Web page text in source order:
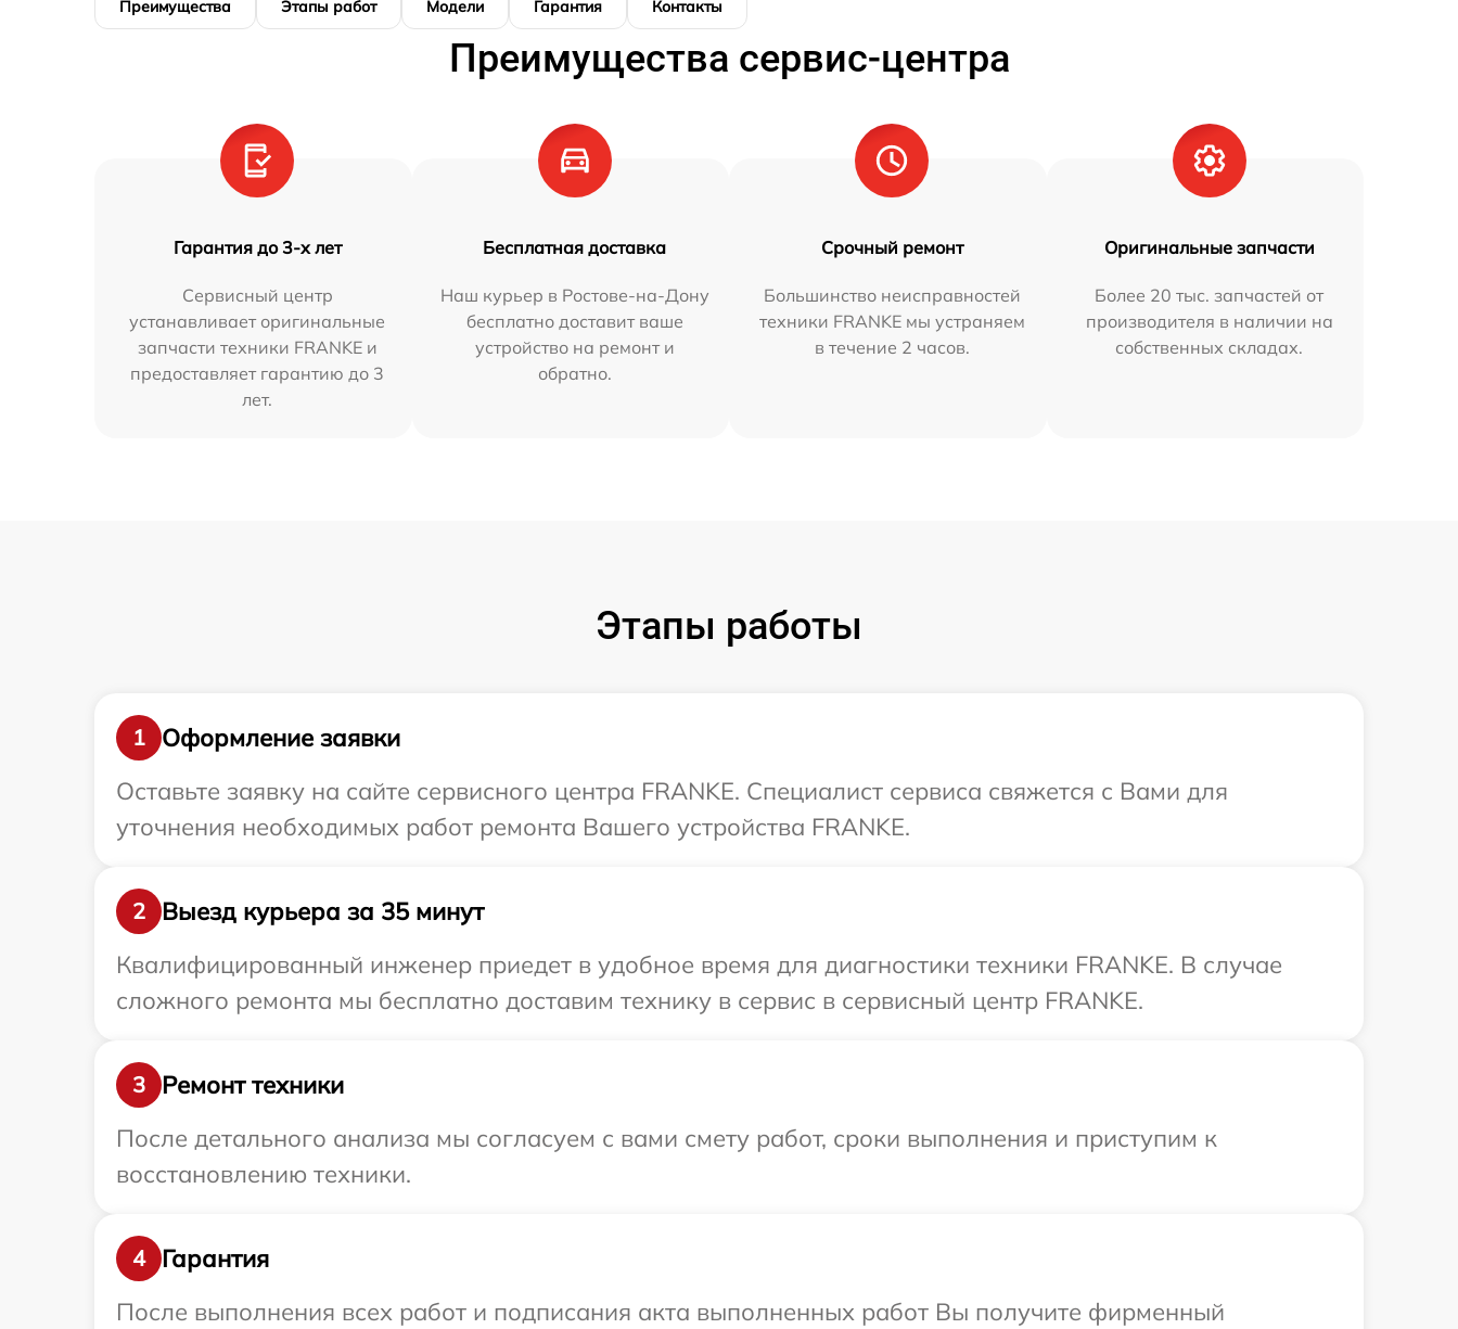
Преимущества Этапы работ Модели Гарантия Контакты
Преимущества сервис-центра
Гарантия до 3-х лет
Сервисный центр
устанавливает оригинальные
запчасти техники FRANKE и
предоставляет гарантию до 3
лет.
Бесплатная доставка
Наш курьер в Ростове-на-Дону
бесплатно доставит ваше
устройство на ремонт и
обратно.
Срочный ремонт
Большинство неисправностей
техники FRANKE мы устраняем
в течение 2 часов.
Оригинальные запчасти
Более 20 тыс. запчастей от
производителя в наличии на
собственных складах.
Этапы работы
1
Оформление заявки
Оставьте заявку на сайте сервисного центра FRANKE. Специалист сервиса свяжется с Вами для
уточнения необходимых работ ремонта Вашего устройства FRANKE.
2
Выезд курьера за 35 минут
Квалифицированный инженер приедет в удобное время для диагностики техники FRANKE. В случае
сложного ремонта мы бесплатно доставим технику в сервис в сервисный центр FRANKE.
3
Ремонт техники
После детального анализа мы согласуем с вами смету работ, сроки выполнения и приступим к
восстановлению техники.
4
Гарантия
После выполнения всех работ и подписания акта выполненных работ Вы получите фирменный